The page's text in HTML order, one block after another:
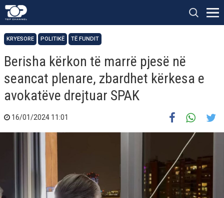
KRYESORE POLITIKË TË FUNDIT
Berisha kërkon të marrë pjesë në
seancat plenare, zbardhet kërkesa e
avokatëve drejtuar SPAK
16/01/2024 11:01